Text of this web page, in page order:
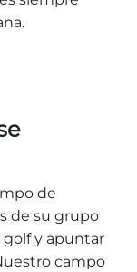
de
de su grupo
golf y apuntar
campo